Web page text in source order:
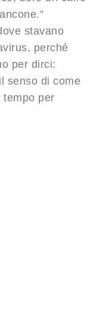
stavano
perché
per dirci:
senso di come
per